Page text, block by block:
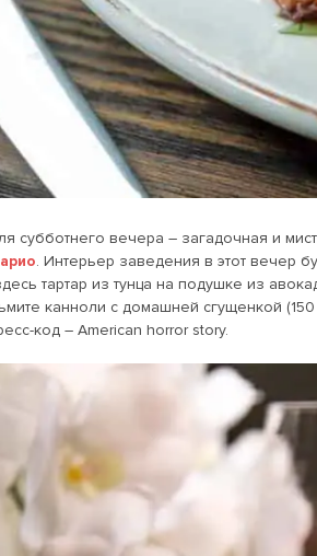
субботнего вечера – загадочная и
. Интерьер заведения в этот вечер
тартар из тунца на подушке из
канноли с домашней сгущенкой
код – American horror story.